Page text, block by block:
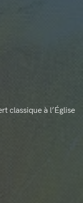
classique à l’Église